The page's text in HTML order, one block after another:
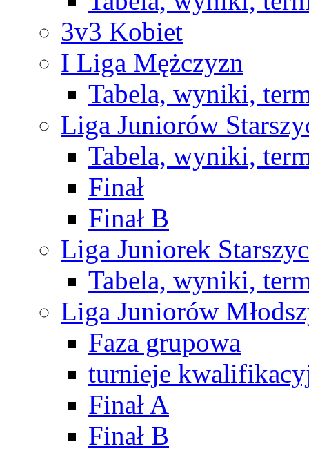
3v3 Kobiet
I Liga Mężczyzn
Tabela, wyniki,
Liga Juniorów
Tabela, wyniki,
Finał
Finał B
Liga Juniorek
Tabela, wyniki,
Liga Juniorów
Faza grupowa
turnieje
Finał A
Finał B